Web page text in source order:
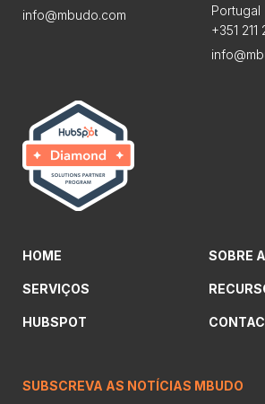
info@mbudo.com
Portugal
+351 211
HOME
SERVIÇOS
HUBSPOT
SOBRE
SUBSCREVA AS NOTÍCIAS MBUDO